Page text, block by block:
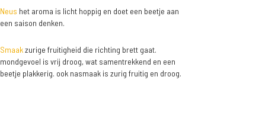
Neus het aroma is licht hoppig en doet een beetje aan
een saison denken.
Smaakzurige fruitigheid die richting brett gaat.
mondgevoel is vrij droog, wat samentrekkend en een
beetje plakkerig. ook nasmaak is zurig fruitig en droog.